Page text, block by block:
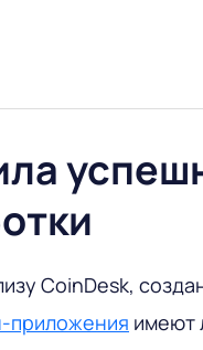
CoinDesk,
приложения имеют